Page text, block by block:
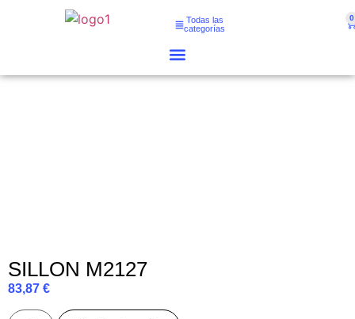
Todas las
categorías
0
SILLON M2127
83,87 €